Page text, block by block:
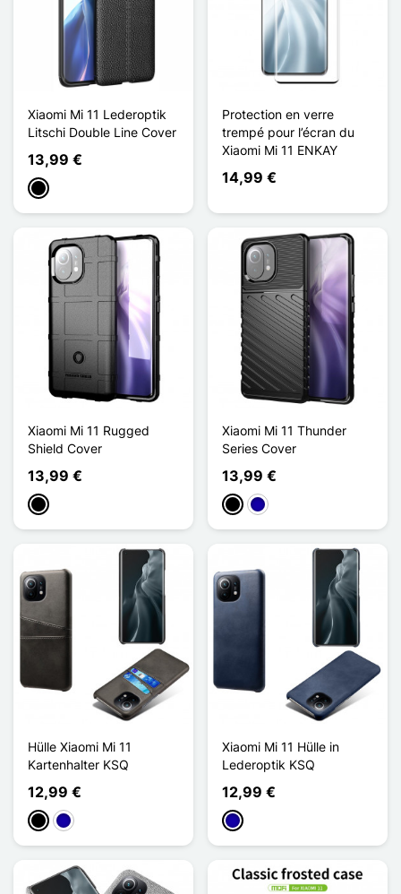
Xiaomi Mi 11 Lederoptik
Litschi Double Line Cover
13,99 €
Schwarz
Protection en verre
trempé pour l’écran du
Xiaomi Mi 11 ENKAY
14,99 €
Xiaomi Mi 11 Rugged
Shield Cover
13,99 €
Schwarz
Xiaomi Mi 11 Thunder
Series Cover
13,99 €
SchwarzDunkelblau
Hülle Xiaomi Mi 11
Kartenhalter KSQ
12,99 €
SchwarzDunkelblau
Xiaomi Mi 11 Hülle in
Lederoptik KSQ
12,99 €
Dunkelblau